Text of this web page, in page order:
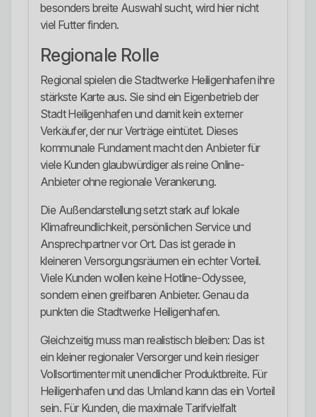
besonders breite Auswahl sucht, wird hier nicht
viel Futter finden.
Regionale Rolle
Regional spielen die Stadtwerke Heiligenhafen ihre
stärkste Karte aus. Sie sind ein Eigenbetrieb der
Stadt Heiligenhafen und damit kein externer
Verkäufer, der nur Verträge eintütet. Dieses
kommunale Fundament macht den Anbieter für
viele Kunden glaubwürdiger als reine Online-
Anbieter ohne regionale Verankerung.
Die Außendarstellung setzt stark auf lokale
Klimafreundlichkeit, persönlichen Service und
Ansprechpartner vor Ort. Das ist gerade in
kleineren Versorgungsräumen ein echter Vorteil.
Viele Kunden wollen keine Hotline-Odyssee,
sondern einen greifbaren Anbieter. Genau da
punkten die Stadtwerke Heiligenhafen.
Gleichzeitig muss man realistisch bleiben: Das ist
ein kleiner regionaler Versorger und kein riesiger
Vollsortimenter mit unendlicher Produktbreite. Für
Heiligenhafen und das Umland kann das ein Vorteil
sein. Für Kunden, die maximale Tarifvielfalt